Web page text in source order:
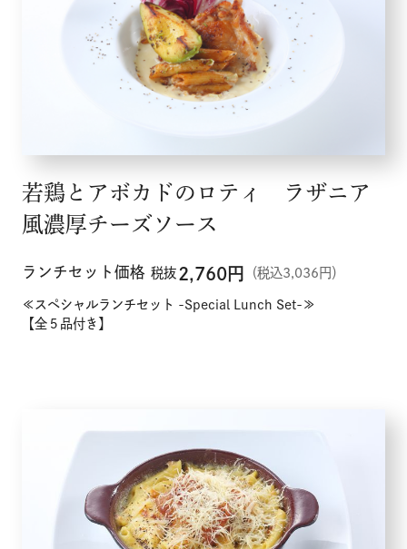
若鶏とアボカドのロティ ラザニア
風濃厚チーズソース
ランチセット価格 税抜 2,760円 （税込3,036円）
≪スペシャルランチセット -Special Lunch Set-≫
【全５品付き】